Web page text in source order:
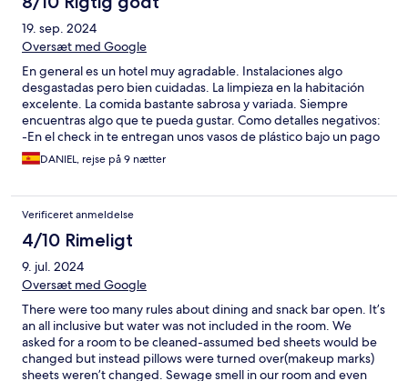
19. sep. 2024
Oversæt med Google
En general es un hotel muy agradable. Instalaciones algo
desgastadas pero bien cuidadas. La limpieza en la habitación
excelente. La comida bastante sabrosa y variada. Siempre
encuentras algo que te pueda gustar. Como detalles negativos:
-En el check in te entregan unos vasos de plástico bajo un pago
de 1 euro cada uno que te devuelven al salir si los entregas. Es
un rollo tener que ir con los vasos a todos los sitios si quieres
recepción está muy por debajo del nivel del resto de
trabajadores (limpieza, camareros, mantenimiento, etc.) Mucho
descontrol, descoordinación y mala imagen en general para lo
que se espera de un 4 estrellas.
DANIEL, rejse på 9 nætter
Verificeret anmeldelse
4/10 Rimeligt
9. jul. 2024
Oversæt med Google
There were too many rules about dining and snack bar open. It’s
an all inclusive but water was not included in the room. We
asked for a room to be cleaned-assumed bed sheets would be
changed but instead pillows were turned over(makeup marks)
sheets weren’t changed. Sewage smell in our room and even